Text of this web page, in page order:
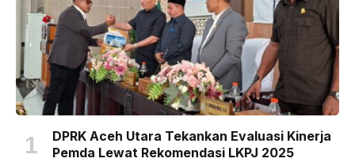
DPRK Aceh Utara Tekankan Evaluasi Kinerja
Pemda Lewat Rekomendasi LKPJ 2025